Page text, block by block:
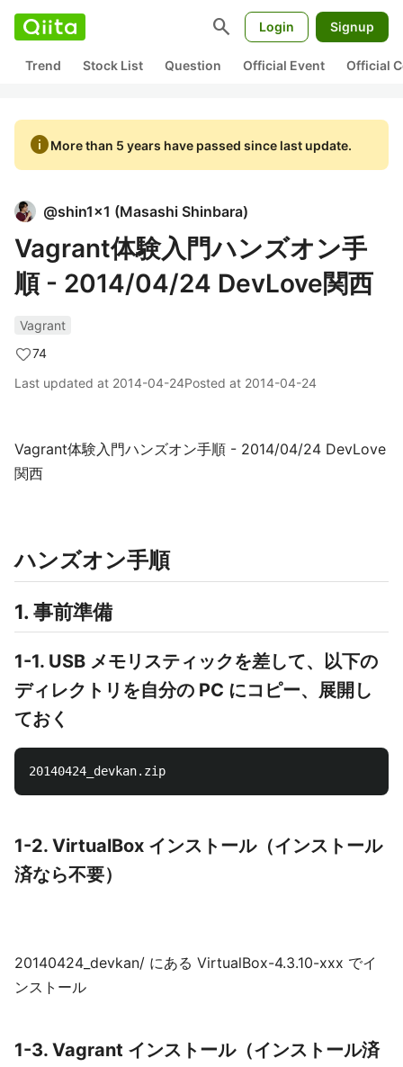
search Login Signup
Trend Stock List Question Official Event Official
infoMore than 5 years have passed since last update.
@shin1x1 (Masashi Shinbara)
Vagrant体験入門ハンズオン手
順 - 2014/04/24 DevLove関西
Vagrant
74
Last updated at 2014-04-24Posted at 2014-04-24
Vagrant体験入門ハンズオン手順 - 2014/04/24 DevLove
関西
ハンズオン手順
1. 事前準備
1-1. USB メモリスティックを差して、以下の
ディレクトリを自分の PC にコピー、展開し
ておく
1-2. VirtualBox インストール（インストール
済なら不要）
20140424_devkan/ にある VirtualBox-4.3.10-xxx でイ
ンストール
1-3. Vagrant インストール（インストール済